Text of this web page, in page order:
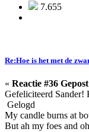
7.655
Re:Hoe is het met de
« Reactie #36
Gefeliciteerd Sander!
Gelogd
My candle burns at
But ah my foes and